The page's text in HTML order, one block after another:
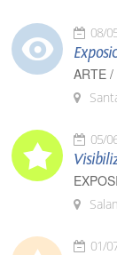
08/
ARTE /
05/
01/